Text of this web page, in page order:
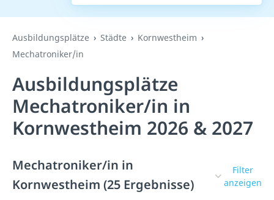
Ausbildungsplätze Städte
Kornwestheim
Mechatroniker/in
Ausbildungsplätze
Mechatroniker/in in
Kornwestheim 2026 & 2027
Mechatroniker/in in
Kornwestheim (25 Ergebnisse)
Filter
anzeigen